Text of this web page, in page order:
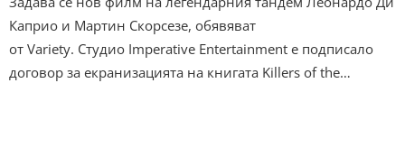
Каприо и Мартин Скорсезе, обявяват
от Variety. Студио Imperative Entertainment е подписало
договор за екранизацията на книгата Killers of the…